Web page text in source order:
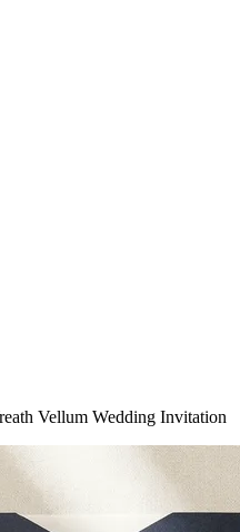
Vellum Wedding Invitation